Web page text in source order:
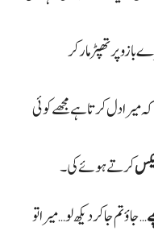
پر تھپڑ مار کر
میرا دل کرتا ہے مجھے کوئی
کرتے ہوئے کی۔
…جاؤ تم جا کر دیکھ لو… میرا تو